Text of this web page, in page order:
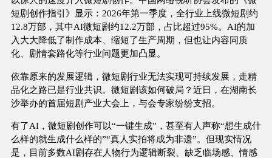
短剧创作指引》显示：2026年第一季度，全行业上线微短剧约
12.8万部，其中AI微短剧约12.2万部，占比超过95%。AI的加
入大大降低了制作成本、缩短了生产周期，但也让内容同质
化、剧情套路化等行业问题更加凸显。
依靠原来的发展逻辑，微短剧行业无法实现可持续发展，走精
品化之路已是行业共识。微短剧该如何破局？近日，在湖南长
沙举办的首届短剧产业大会上，与会专家纷纷支招。
有了AI，微短剧创作可以“一键生成”，甚至有人声称“想生成什
么样的就生成什么样的”“真人实拍将成为非遗”。但现实情况
是，目前多数AI剧存在人物行为逻辑断裂、缺乏临场感、情感